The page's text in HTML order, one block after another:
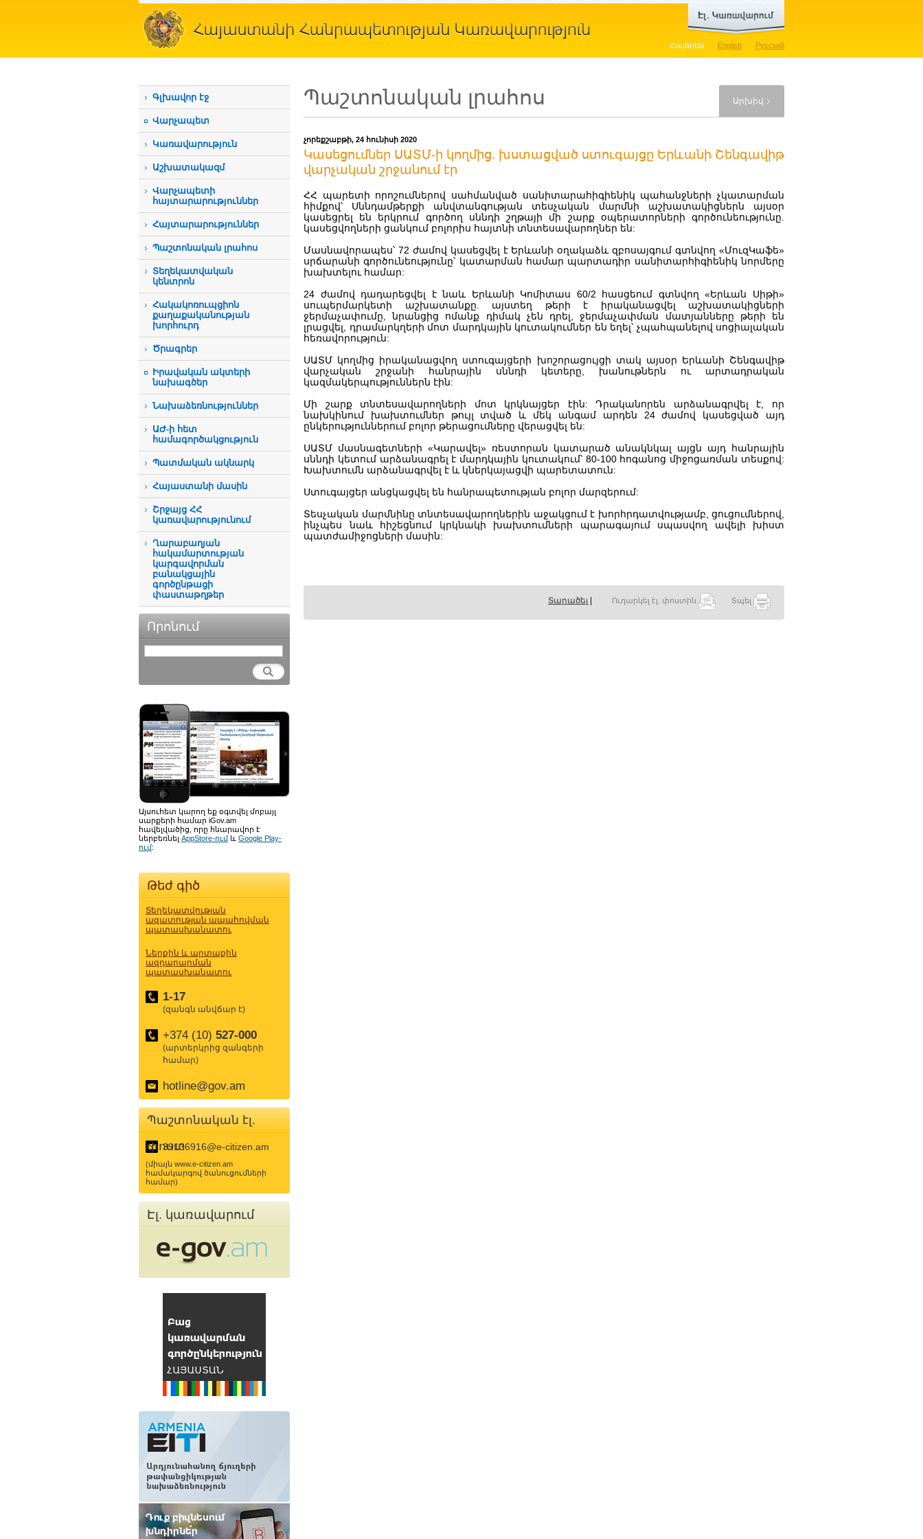
Հայերեն English Русский
Գլխավոր էջ
Վարչապետ
Կառավարություն
Աշխատակազմ
Վարչապետի
հայտարարություններ
Հայտարարություններ
Պաշտոնական լրահոս
Տեղեկատվական
կենտրոն
Հակակոռուպցիոն
քաղաքականության
խորհուրդ
Ծրագրեր
Իրավական ակտերի
նախագծեր
Նախաձեռնություններ
ԱԺ-ի հետ
համագործակցություն
Պատմական ակնարկ
Հայաստանի մասին
Շրջայց ՀՀ
կառավարությունում
Ղարաբաղյան
հակամարտության
կարգավորման
բանակցային
գործընթացի
փաստաթղթեր
Որոնում
Այսուհետ կարող եք օգտվել մոբայլ
սարքերի համար iGov.am
հավելվածից, որը հնարավոր է
ներբեռնել AppStore-ում և Google Play-
ում:
Թեժ գիծ
Տեղեկատվության
ազատության ապահովման
պատասխանատու
Ներքին և արտաքին
ազդարարման
պատասխանատու
1-17
(զանգն անվճար է)
+374 (10) 527-000
(արտերկրից զանգերի
համար)
hotline@gov.am
Պաշտոնական էլ.
փոստ
39136916@e-citizen.am
(միայն www.e-citizen.am
համակարգով ծանուցումների
համար)
Էլ. կառավարում
Պաշտոնական լրահոս Արխիվ
չորեքշաբթի, 24 հունիսի 2020
Կասեցումներ ՍԱՏՄ-ի կողմից. խստացված ստուգայցը Երևանի Շենգավիթ
վարչական շրջանում էր
ՀՀ պարետի որոշումներով սահմանված սանիտարահիգիենիկ պահանջների չկատարման
հիմքով՝ Սննդամթերքի անվտանգության տեսչական մարմնի աշխատակիցներն այսօր
կասեցրել են երկրում գործող սննդի շղթայի մի շարք օպերատորների գործունեությունը.
կասեցվողների ցանկում բոլորիս հայտնի տնտեսավարողներ են:
Մասնավորապես՝ 72 ժամով կասեցվել է Երևանի օղակաձև զբոսայգում գտնվող «ՄուզԿաֆե»
սրճարանի գործունեությունը՝ կատարման համար պարտադիր սանիտարհիգիենիկ նորմերը
խախտելու համար:
24 ժամով դադարեցվել է նաև Երևանի Կոմիտաս 60/2 հասցեում գտնվող «Երևան Սիթի»
սուպերմարկետի աշխատանքը. այստեղ թերի է իրականացվել աշխատակիցների
ջերմաչափումը, նրանցից ոմանք դիմակ չեն դրել, ջերմաչափման մատյանները թերի են
լրացվել, դրամարկղերի մոտ մարդկային կուտակումներ են եղել՝ չպահպանելով սոցիալական
հեռավորություն:
ՍԱՏՄ կողմից իրականացվող ստուգայցերի խոշորացույցի տակ այսօր Երևանի Շենգավիթ
վարչական շրջանի հանրային սննդի կետերը, խանութներն ու արտադրական
կազմակերպություններն էին:
Մի շարք տնտեսավարողների մոտ կրկնայցեր էին: Դրականորեն արձանագրվել է, որ
նախկինում խախտումներ թույլ տված և մեկ անգամ արդեն 24 ժամով կասեցված այդ
ընկերություններում բոլոր թերացումները վերացվել են:
ՍԱՏՄ մասնագետների «Կարավել» ռեստորան կատարած անակնկալ այցն այդ հանրային
սննդի կետում արձանագրել է մարդկային կուտակում՝ 80-100 հոգանոց միջոցառման տեսքով:
Խախտումն արձանագրվել է և կներկայացվի պարետատուն:
Ստուգայցեր անցկացվել են հանրապետության բոլոր մարզերում:
Տեսչական մարմնինը տնտեսավարողներին աջակցում է խորհրդատվությամբ, ցուցումներով,
ինչպես նաև հիշեցնում կրկնակի խախտումների պարագայում սպասվող ավելի խիստ
պատժամիջոցների մասին:
Տարածել Ուղարկել էլ. փոստին Տպել